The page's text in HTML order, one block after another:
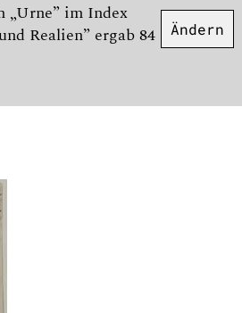
„Urne” im Index
Realien” ergab 84
Ändern